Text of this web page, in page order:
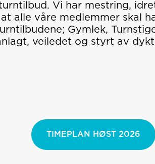
Vi har mestring,
alle våre medlemmer skal
Gymlek,
veiledet og styrt av
TIMEPLAN HØST 2026